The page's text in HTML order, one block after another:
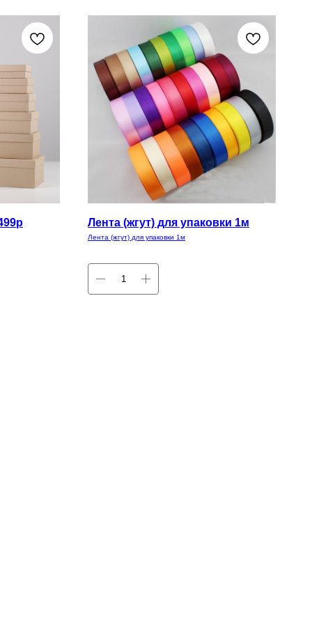
Лента (жгут) для упаковки 1м
Лента (жгут) для упаковки 1м